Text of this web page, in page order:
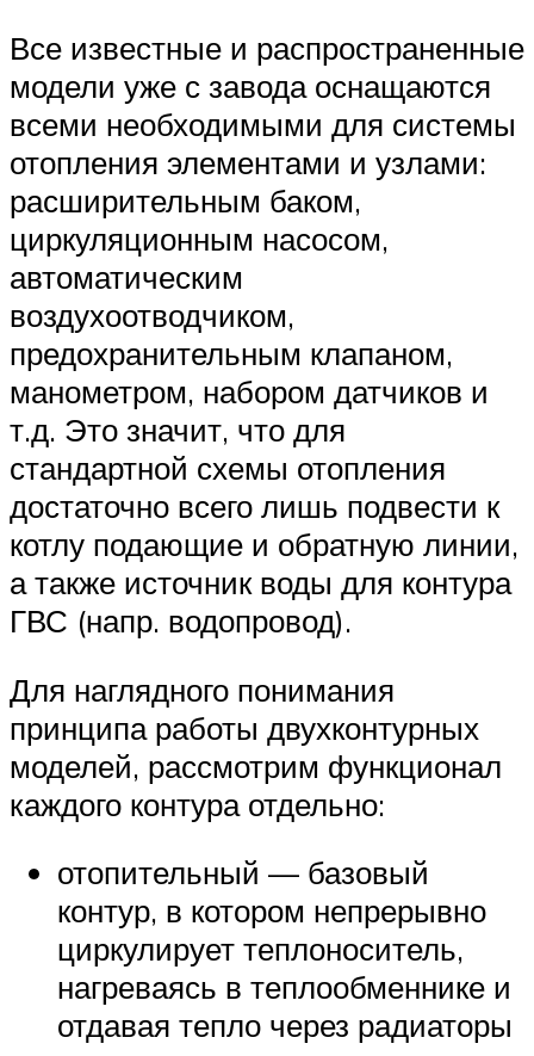
Все известные и распространенные
модели уже с завода оснащаются
всеми необходимыми для системы
отопления элементами и узлами:
расширительным баком,
циркуляционным насосом,
автоматическим
воздухоотводчиком,
предохранительным клапаном,
манометром, набором датчиков и
т.д. Это значит, что для
стандартной схемы отопления
достаточно всего лишь подвести к
котлу подающие и обратную линии,
а также источник воды для контура
ГВС (напр. водопровод).
Для наглядного понимания
принципа работы двухконтурных
моделей, рассмотрим функционал
каждого контура отдельно:
отопительный — базовый
контур, в котором непрерывно
циркулирует теплоноситель,
нагреваясь в теплообменнике и
отдавая тепло через радиаторы